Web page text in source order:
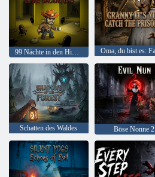
99 Nächte in den Hinterzimmern
Schatten des Waldes Böse Nonne 2